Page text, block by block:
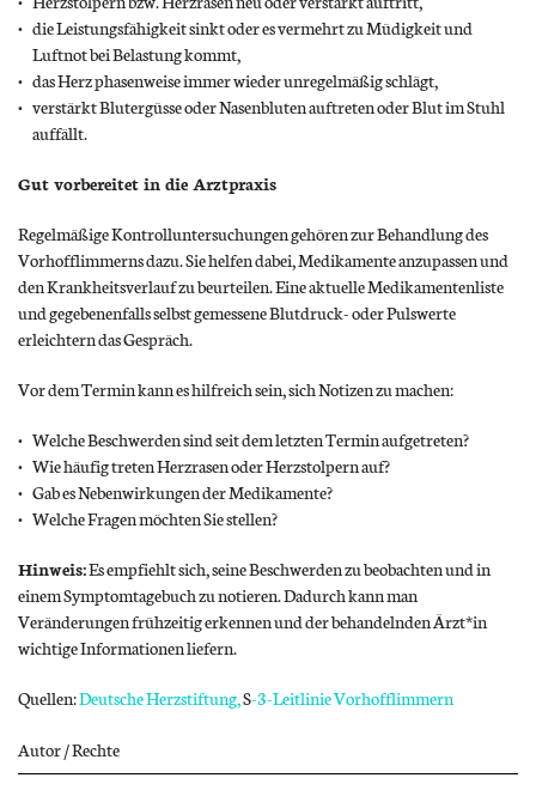
die Leistungsfähigkeit sinkt oder es vermehrt zu Müdigkeit und
Luftnot bei Belastung kommt,
das Herz phasenweise immer wieder unregelmäßig schlägt,
verstärkt Blutergüsse oder Nasenbluten auftreten oder Blut im Stuhl
auffällt.
Gut vorbereitet in die Arztpraxis
Regelmäßige Kontrolluntersuchungen gehören zur Behandlung des
Vorhofflimmerns dazu. Sie helfen dabei, Medikamente anzupassen und
den Krankheitsverlauf zu beurteilen. Eine aktuelle Medikamentenliste
und gegebenenfalls selbst gemessene Blutdruck- oder Pulswerte
erleichtern das Gespräch.
Vor dem Termin kann es hilfreich sein, sich Notizen zu machen:
Welche Beschwerden sind seit dem letzten Termin aufgetreten?
Wie häufig treten Herzrasen oder Herzstolpern auf?
Gab es Nebenwirkungen der Medikamente?
Welche Fragen möchten Sie stellen?
Hinweis:Es empfiehlt sich, seine Beschwerden zu beobachten und in
einem Symptomtagebuch zu notieren. Dadurch kann man
Veränderungen frühzeitig erkennen und der behandelnden Ärzt*in
wichtige Informationen liefern.
Quellen:Deutsche Herzstiftung,S-3-Leitlinie Vorhofflimmern
Autor / Rechte